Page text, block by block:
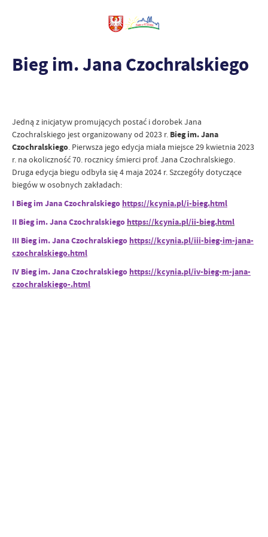
Bieg im. Jana Czochralskiego
Jedną z inicjatyw promujących postać i dorobek Jana
Czochralskiego jest organizowany od 2023 r. Bieg im. Jana
Czochralskiego. Pierwsza jego edycja miała miejsce 29 kwietnia 2023
r. na okoliczność 70. rocznicy śmierci prof. Jana Czochralskiego.
Druga edycja biegu odbyła się 4 maja 2024 r. Szczegóły dotyczące
biegów w osobnych zakładach:
I Bieg im Jana Czochralskiego https://kcynia.pl/i-bieg.html
II Bieg im. Jana Czochralskiego https://kcynia.pl/ii-bieg.html
III Bieg im. Jana Czochralskiego https://kcynia.pl/iii-bieg-im-jana-
czochralskiego.html
IV Bieg im. Jana Czochralskiego https://kcynia.pl/iv-bieg-m-jana-
czochralskiego-.html